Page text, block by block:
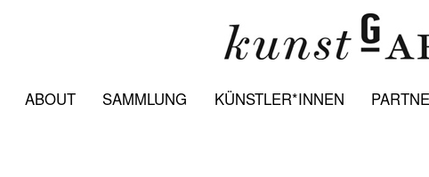
ABOUT SAMMLUNG KÜNSTLER*INNEN